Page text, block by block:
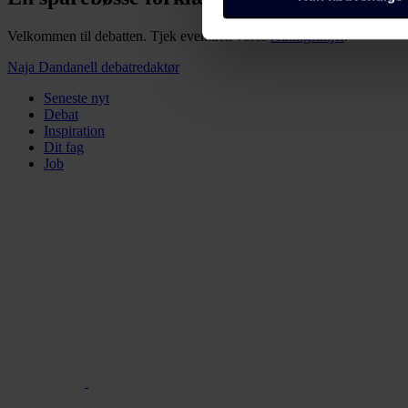
Dine valg anvendes på alle
Velkommen til debatten. Tjek eventuelt voresretningslinjer.
Naja Dandanell debatredaktør
Seneste nyt
Debat
Inspiration
Dit fag
Job